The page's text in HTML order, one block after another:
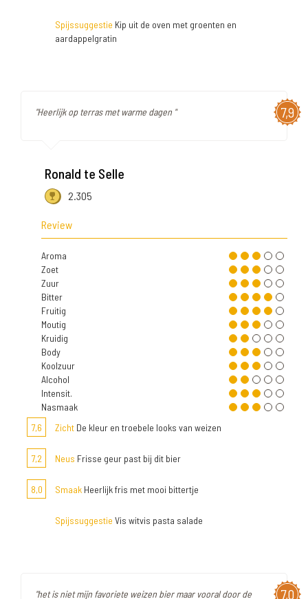
Spijssuggestie Kip uit de oven met groenten en
aardappelgratin
7,9
"Heerlijk op terras met warme dagen "
Ronald te Selle
2.305
Review
Aroma
Zoet
Zuur
Bitter
Fruitig
Moutig
Kruidig
Body
Koolzuur
Alcohol
Intensit.
Nasmaak
7,6
Zicht De kleur en troebele looks van weizen
7,2 Neus Frisse geur past bij dit bier
8,0 Smaak Heerlijk fris met mooi bittertje
Spijssuggestie Vis witvis pasta salade
7,0
"het is niet mijn favoriete weizen bier maar vooral door de